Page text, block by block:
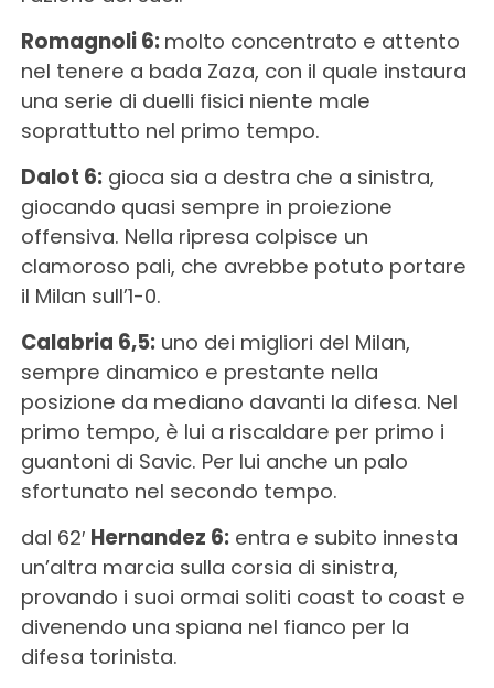
Romagnoli 6: molto concentrato e attento
nel tenere a bada Zaza, con il quale instaura
una serie di duelli fisici niente male
soprattutto nel primo tempo.
Dalot 6:gioca sia a destra che a sinistra,
giocando quasi sempre in proiezione
offensiva. Nella ripresa colpisce un
clamoroso pali, che avrebbe potuto portare
il Milan sull’1-0.
Calabria 6,5:uno dei migliori del Milan,
sempre dinamico e prestante nella
posizione da mediano davanti la difesa. Nel
primo tempo, è lui a riscaldare per primo i
guantoni di Savic. Per lui anche un palo
sfortunato nel secondo tempo.
dal 62′ Hernandez 6:entra e subito innesta
un’altra marcia sulla corsia di sinistra,
provando i suoi ormai soliti coast to coast e
divenendo una spiana nel fianco per la
difesa torinista.